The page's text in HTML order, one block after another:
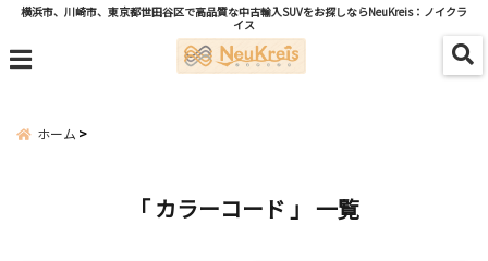
横浜市、川崎市、東京都世田谷区で高品質な中古輸入SUVをお探しならNeuKreis：ノイクラ
イス
menu
ホーム
「 カラーコード 」 一覧